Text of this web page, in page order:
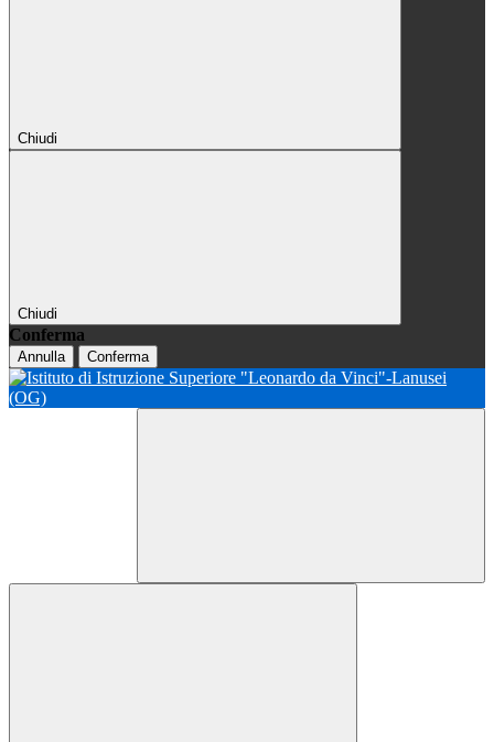
Chiudi
Chiudi
Conferma
Annulla Conferma